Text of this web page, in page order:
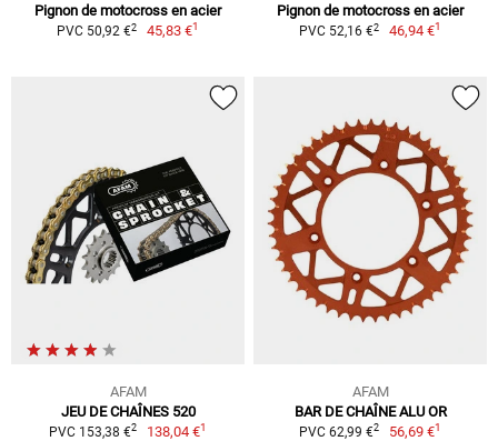
Pignon de motocross en acier
PVC 50,92 €2 45,83 €1
Pignon de motocross en acier
PVC 52,16 €2 46,94 €1
AFAM
JEU DE CHAÎNES 520
PVC 153,38 €2 138,04 €1
AFAM
BAR DE CHAÎNE ALU OR
PVC 62,99 €2 56,69 €1